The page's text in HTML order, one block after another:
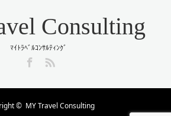
Consulting
ﾏｲﾄﾗﾍﾞﾙｺﾝｻﾙﾃｨﾝｸﾞ
© MY Travel Consulting